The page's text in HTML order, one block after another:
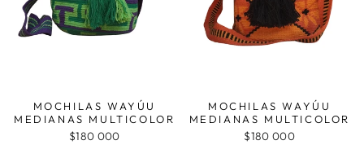
MOCHILAS WAYÚU
MEDIANAS MULTICOLOR
$180 000
MOCHILAS WAYÚU
MEDIANAS MULTICOLOR
$180 000